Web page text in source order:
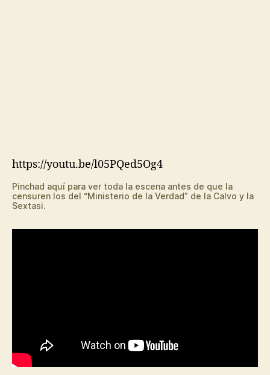
https://youtu.be/l05PQed5Og4
Pinchad aquí para ver toda la escena antes de que la
censuren los del “Ministerio de la Verdad” de la Calvo y la
Sextasi.